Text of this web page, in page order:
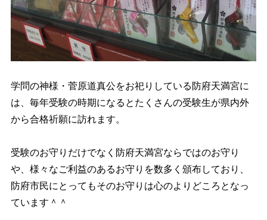
学問の神様・菅原道真公をお祀りしている防府天満宮に
は、毎年受験の時期になるとたくさんの受験生が県内外
から合格祈願に訪れます。
受験のお守りだけでなく防府天満宮ならではのお守り
や、様々なご利益のあるお守りを数多く頒布しており、
防府市民にとってもそのお守りは心のよりどころとなっ
ています＾＾